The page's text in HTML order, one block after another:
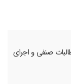
صنفی و اجرای